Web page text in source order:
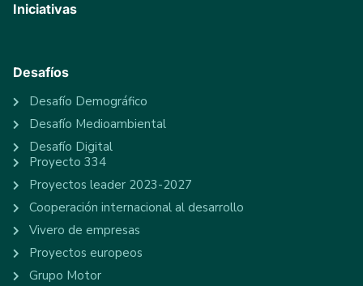
Iniciativas
Desafíos
Desafío Demográfico
Desafío Medioambiental
Desafío Digital
Proyecto 334
Proyectos leader 2023-2027
Cooperación internacional al desarrollo
Vivero de empresas
Proyectos europeos
Grupo Motor